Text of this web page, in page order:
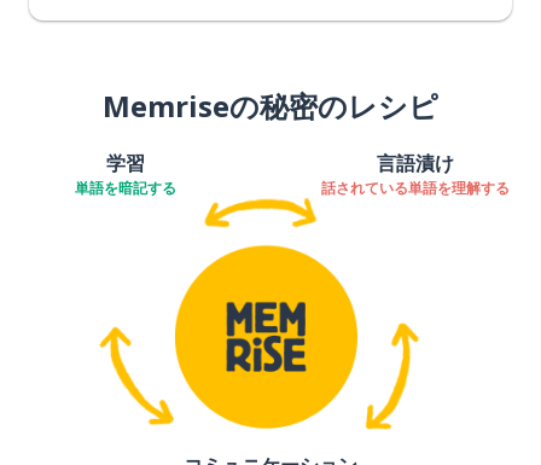
Memriseの秘密のレシピ
学習
単語を暗記する
言語漬け
話されている単語を理解する